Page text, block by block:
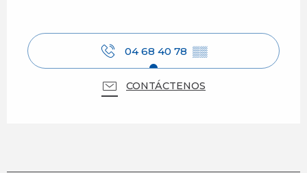
04 68 40 78 ▒▒
CONTÁCTENOS